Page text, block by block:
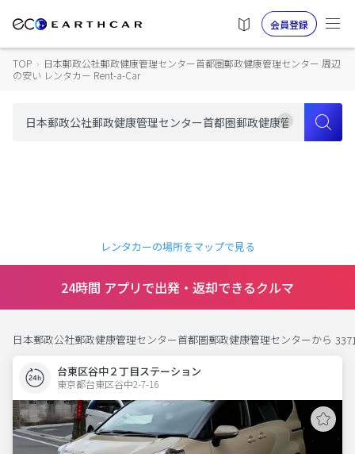
会員登録
TOP › 日本郵政公社郵政健康管理センター首都圏郵政健康管理センター 周辺
の安い レンタカー Rent-a-Car
レンタカーの場所をマップで見る
24時間 アプリで出発・返却できるクルマ
日本郵政公社郵政健康管理センター首都圏郵政健康管理センターから
台東区谷中２丁目ステーション
東京都台東区谷中2-7-16